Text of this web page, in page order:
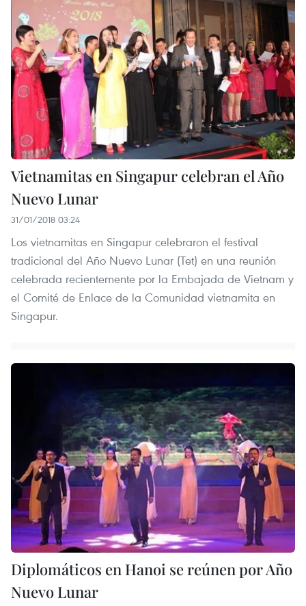
Vietnamitas en Singapur celebran el Año
Nuevo Lunar
31/01/2018 03:24
Los vietnamitas en Singapur celebraron el festival
tradicional del Año Nuevo Lunar (Tet) en una reunión
celebrada recientemente por la Embajada de Vietnam y
el Comité de Enlace de la Comunidad vietnamita en
Singapur.
Diplomáticos en Hanoi se reúnen por Año
Nuevo Lunar